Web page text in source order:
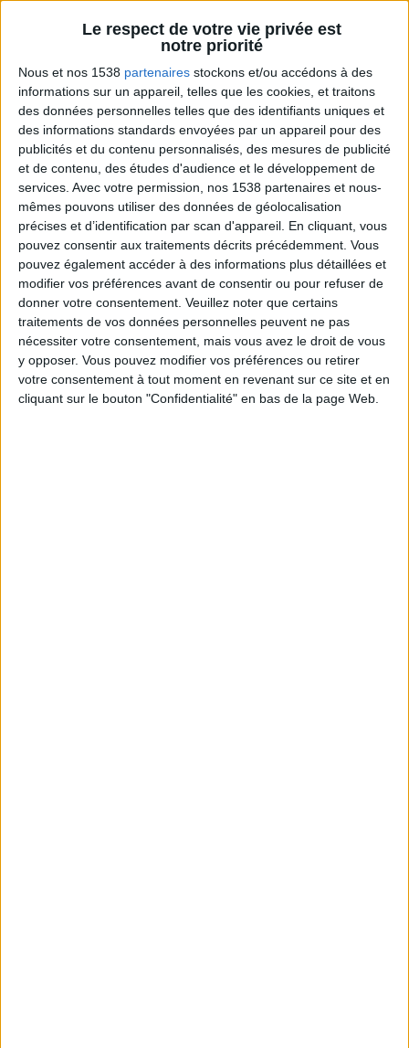
Le respect de votre vie privée est
notre priorité
Nous et nos 1538 partenaires stockons et/ou accédons à des
informations sur un appareil, telles que les cookies, et traitons
des données personnelles telles que des identifiants uniques et
des informations standards envoyées par un appareil pour des
publicités et du contenu personnalisés, des mesures de publicité
et de contenu, des études d'audience et le développement de
services. Avec votre permission, nos 1538 partenaires et nous-
mêmes pouvons utiliser des données de géolocalisation
précises et d’identification par scan d'appareil. En cliquant, vous
pouvez consentir aux traitements décrits précédemment. Vous
pouvez également accéder à des informations plus détaillées et
modifier vos préférences avant de consentir ou pour refuser de
donner votre consentement. Veuillez noter que certains
traitements de vos données personnelles peuvent ne pas
nécessiter votre consentement, mais vous avez le droit de vous
y opposer. Vous pouvez modifier vos préférences ou retirer
votre consentement à tout moment en revenant sur ce site et en
cliquant sur le bouton "Confidentialité" en bas de la page Web.
17:48 En équivalences féculents pour 1600 kcal,
je vois 185 gr pour les patates douces, c'est cru
ou cuit ?
18:08 Faut-il prendre des protéines en poudre si
l'on fait du renforcement musculaire, surtout après
la ménopause ?
20:13 Je suis le sur mesure qui me convient mais
peut-on faire une journée "j'aime cuisiner" ou
"végétarien" pour changer ou vaut il mieux
s'abstenir ?
20:58 Est-ce important si j'oublie la part de
matière grasse car j'utilise du citron et des épices
et au niveau du goût ?
Combien de kilos souhaitez-vous perdre ?
Moins de
5 kilos
De 5 à 10
kilos
Plus de
10 kilos